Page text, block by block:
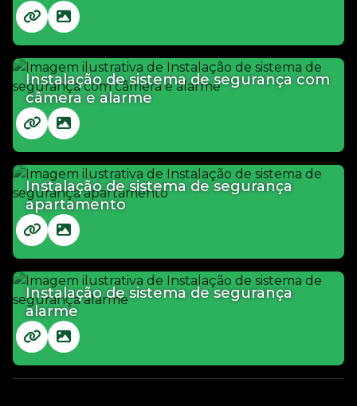
Instalação de sistema de segurança com
câmera e alarme
Instalação de sistema de segurança
apartamento
Instalação de sistema de segurança
alarme